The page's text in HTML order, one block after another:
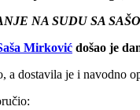
NA SUDU SA
Mirković došao je
a dostavila je i navodno